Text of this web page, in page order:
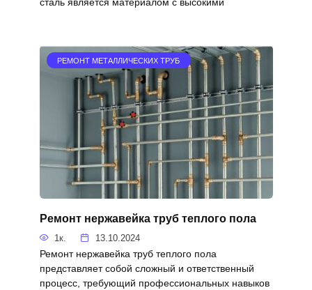
РЕМОНТ МЕТАЛЛИЧЕСКИХ ТРУБ
Ремонт нержавейка труб теплого пола
1к. 13.10.2024
Ремонт нержавейка труб теплого пола
представляет собой сложный и ответственный
процесс, требующий профессиональных навыков